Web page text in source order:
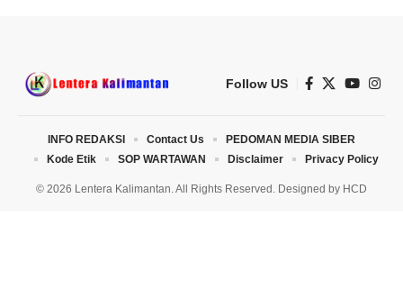
Follow US
© 2026 Lentera Kalimantan. All Rights Reserved. Designed by HCD
INFO REDAKSI Contact Us
PEDOMAN MEDIA SIBER
Kode Etik
SOP WARTAWAN Disclaimer Privacy Policy